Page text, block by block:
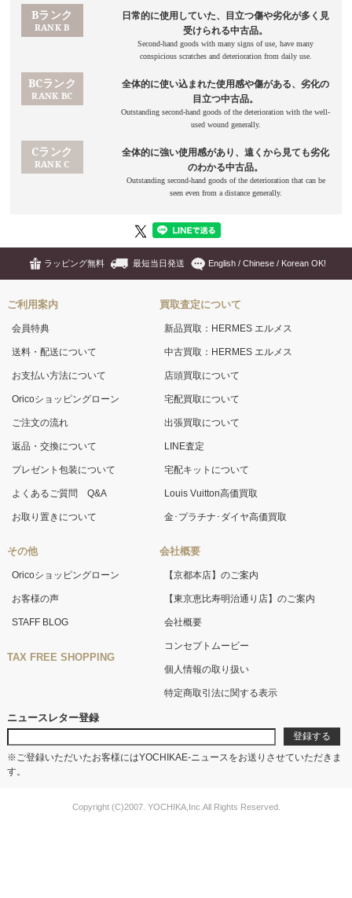
ラッピング無料 最短当日発送 English / Chinese / Korean OK!
ご利用案内
会員特典
送料・配送について
お支払い方法について
Oricoショッピングローン
ご注文の流れ
返品・交換について
プレゼント包装について
よくあるご質問 Q&A
お取り置きについて
その他
Oricoショッピングローン
お客様の声
STAFF BLOG
TAX FREE SHOPPING
買取査定について
新品買取：HERMES エルメス
中古買取：HERMES エルメス
店頭買取について
宅配買取について
出張買取について
LINE査定
宅配キットについて
Louis Vuitton高価買取
金･プラチナ･ダイヤ高価買取
会社概要
【京都本店】のご案内
【東京恵比寿明治通り店】のご案内
会社概要
コンセプトムービー
個人情報の取り扱い
特定商取引法に関する表示
ニュースレター登録
※ご登録いただいたお客様にはYOCHIKAE-ニュースをお送りさせていただきま
す。
Copyright (C)2007. YOCHIKA,Inc.All Rights Reserved.